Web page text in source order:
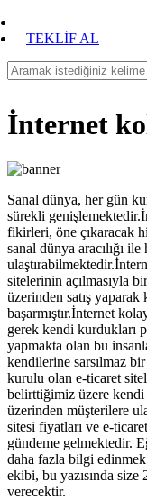
TEKLİF AL
İnternet
Sanal dünya, her gün
sürekli
fikirleri, öne çıkaracak
sanal dünya aracılığı
sitelerinin açılmasıyla
üzerinden satış
başarmıştır.İnternet
gerek kendi kurdukları
yapmakta olan bu
kendilerine sarsılmaz
kurulu olan e-ticaret
belirttiğimiz üzere
üzerinden müşterilere
sitesi fiyatları ve e-
gündeme gelmektedir.
daha fazla bilgi
ekibi, bu yazısında
verecektir.